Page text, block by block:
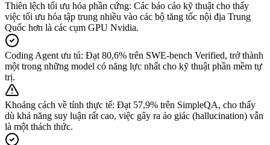
Thiên lệch tối ưu hóa phần cứng: Các báo cáo kỹ thuật cho thấy
việc tối ưu hóa tập trung nhiều vào các bộ tăng tốc nội địa Trung
Quốc hơn là các cụm GPU Nvidia.
Coding Agent ưu tú: Đạt 80,6% trên SWE-bench Verified, trở thành
một trong những model có năng lực nhất cho kỹ thuật phần mềm tự
trị.
Khoảng cách về tính thực tế: Đạt 57,9% trên SimpleQA, cho thấy
dù khả năng suy luận rất cao, việc gây ra ảo giác (hallucination) vẫn
là một thách thức.